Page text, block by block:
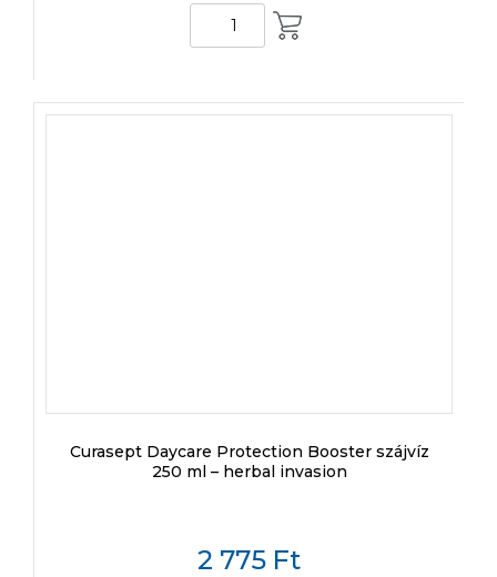
Curasept Daycare Protection Booster szájvíz
250 ml – herbal invasion
2 775 Ft